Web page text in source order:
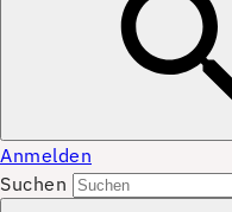
Anmelden
Suchen